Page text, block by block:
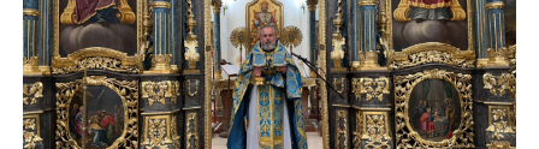
П
И
С
Я
М